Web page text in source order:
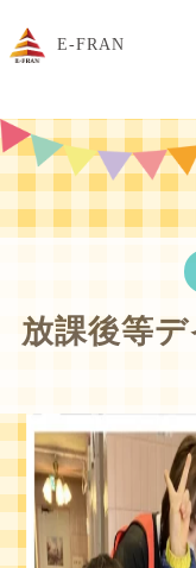
E-FRAN
放課後等